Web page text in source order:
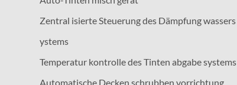
Zentral isierte Steuerung des Dämpfung wassers
ystems
Temperatur kontrolle des Tinten abgabe systems
Automatische Decken schrubben vorrichtung